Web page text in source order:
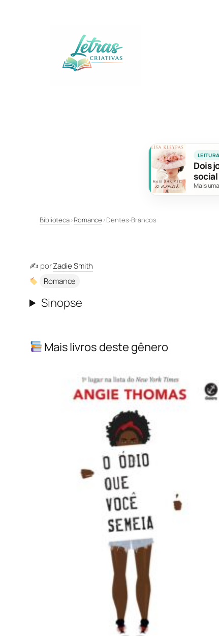
Dois
social
Mais
Biblioteca›Romance ›Dentes-Brancos
✍️ porZadie Smith
Romance
Sinopse
Mais livros deste gênero